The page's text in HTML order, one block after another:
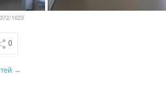
1023
0
→